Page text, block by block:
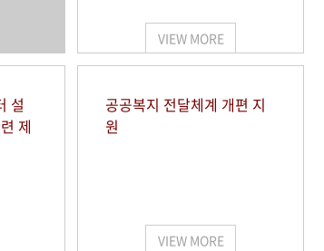
VIEW MORE
설
제
공공복지 전달체계 개편 지
원
VIEW MORE